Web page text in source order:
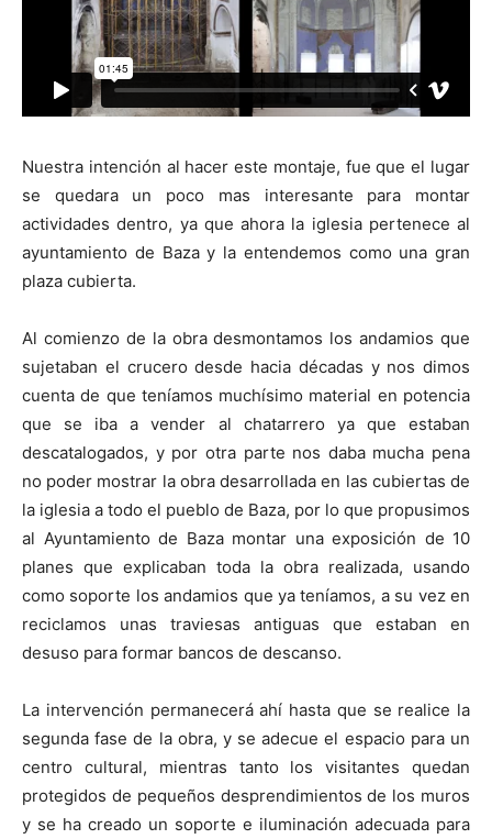
Nuestra intención al hacer este montaje, fue que el lugar
se quedara un poco mas interesante para montar
actividades dentro, ya que ahora la iglesia pertenece al
ayuntamiento de Baza y la entendemos como una gran
plaza cubierta.
Al comienzo de la obra desmontamos los andamios que
sujetaban el crucero desde hacia décadas y nos dimos
cuenta de que teníamos muchísimo material en potencia
que se iba a vender al chatarrero ya que estaban
descatalogados, y por otra parte nos daba mucha pena
no poder mostrar la obra desarrollada en las cubiertas de
la iglesia a todo el pueblo de Baza, por lo que propusimos
al Ayuntamiento de Baza montar una exposición de 10
planes que explicaban toda la obra realizada, usando
como soporte los andamios que ya teníamos, a su vez en
reciclamos unas traviesas antiguas que estaban en
desuso para formar bancos de descanso.
La intervención permanecerá ahí hasta que se realice la
segunda fase de la obra, y se adecue el espacio para un
centro cultural, mientras tanto los visitantes quedan
protegidos de pequeños desprendimientos de los muros
y se ha creado un soporte e iluminación adecuada para